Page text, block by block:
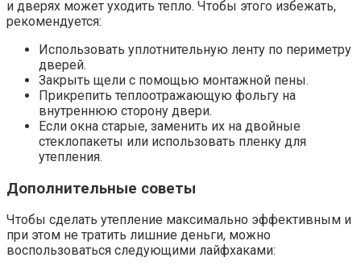
и дверях может уходить тепло. Чтобы этого избежать,
рекомендуется:
Использовать уплотнительную ленту по периметру
дверей.
Закрыть щели с помощью монтажной пены.
Прикрепить теплоотражающую фольгу на
внутреннюю сторону двери.
Если окна старые, заменить их на двойные
стеклопакеты или использовать пленку для
утепления.
Дополнительные советы
Чтобы сделать утепление максимально эффективным и
при этом не тратить лишние деньги, можно
воспользоваться следующими лайфхаками: